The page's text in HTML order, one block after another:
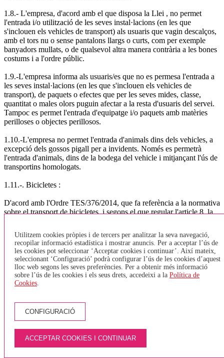
1.8.- L'empresa, d'acord amb el que disposa la Llei , no permet
l'entrada i/o utilització de les seves instal·lacions (en les que
s'inclouen els vehicles de transport) als usuaris que vagin descalços,
amb el tors nu o sense pantalons llargs o curts, com per exemple
banyadors mullats, o de qualsevol altra manera contrària a les bones
costums i a l'ordre públic.
1.9.-L'empresa informa als usuaris/es que no es permesa l'entrada a
les seves instal·lacions (en les que s'inclouen els vehicles de
transport), de paquets o efectes que per les seves mides, classe,
quantitat o males olors puguin afectar a la resta d'usuaris del servei.
Tampoc es permet l'entrada d'equipatge i/o paquets amb matèries
perilloses o objectes perillosos.
1.10.-L'empresa no permet l'entrada d'animals dins dels vehicles, a
excepció dels gossos pigall per a invidents. Només es permetrà
l'entrada d'animals, dins de la bodega del vehicle i mitjançant l'ús de
transportins homologats.
1.11.-. Bicicletes :
D'acord amb l'Ordre TES/376/2014, que fa referència a la normativa
sobre el transport de bicicletes. i segons el que regular l'article 8, la
SENSE BODEGA - Només s'acceptaran bicicletes plegables i que
estiguin plegades. No està permès entrar bicicletes tipus Girocleta. -
Es podran transportar un màxim de 2 bicicletes (plegades) a la zona
destinada per PMR (cadires de rodes) - En el cas que una persona
amb cadira de rodes vulgui pujar a l'autobús, i l'espai destinat a
PMR estigui ocupat per una bicicleta, aquesta haurà de baixar de
rodes. - Només s'acceptarà una bicicleta per persona. - Els viatgers
no hauran de pagar per pujar la bicicleta. TRANSPORT
INTERURBÀ - Les bicicletes aniran sempre a la bodega, aquestes
hauran de tenir un estat de neteja correcte i en cap cas s'acceptaran
quan estiguin brutes (fang, greix,..). - El nombre de bicicletes que es
pot admetre en cada vehicle estarà condicionat a l'espai disponible
en funció de les dimensions del vehicle, per al vehicles de més de 45
Utilitzem cookies pròpies i de tercers per analitzar la seva navegació,
recopilar informació estadística i mostrar anuncis. Per a acceptar l’ús de
les cookies pot seleccionar ‘Acceptar cookies i continuar’. Així mateix,
seleccionant ‘Configuració’ podrà configurar l’ús de les cookies d’aquest
lloc web segons les seves preferències. Per a obtenir més informació
sobre l’ús de les cookies i els seus drets, accedeixi a la Política de
Cookies.
CONFIGURACIÓ
ACCEPTAR COOKIES I CONTINUAR